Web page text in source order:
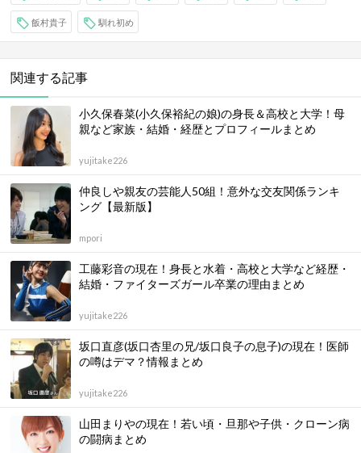
飯村貴子 馴れ初め
関連する記事
小久保春菜(小久保裕紀の娘)の身長＆高校と大学！母
親など家族・結婚・経歴とプロフィールまとめ
yujitake226
仲良しや親友の芸能人50組！意外な交友関係ランキ
ング【最新版】
mpori
工藤彩音の現在！身長と水着・高校と大学など経歴・
結婚・ファイターズガール卒業の理由まとめ
yujitake226
坂口直彦(坂口杏里の兄/坂口良子の息子)の現在！医師
の噂はデマ？情報まとめ
yujitake226
山田まりやの現在！若い頃・旦那や子供・クローン病
の闘病まとめ